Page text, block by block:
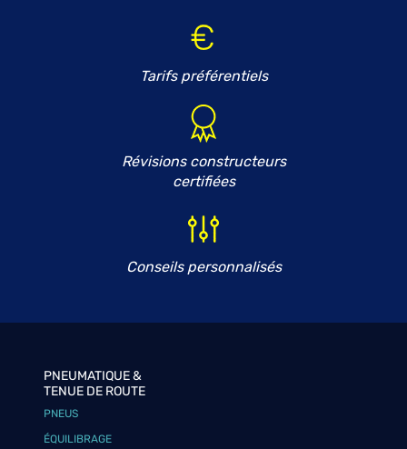
Tarifs préférentiels
Révisions constructeurs
certifiées
Conseils personnalisés
PNEUMATIQUE &
TENUE DE ROUTE
PNEUS
ÉQUILIBRAGE